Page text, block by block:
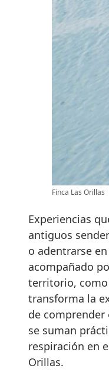
Finca Las Orillas
Experiencias
antiguos
o adentrarse
acompañado
territorio, como
transforma la
de
se suman
respiración en
Orillas.